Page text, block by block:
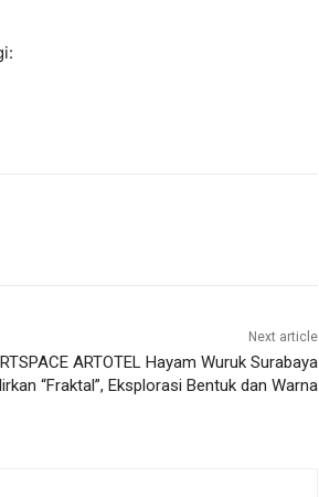
Next article
ARTOTEL Hayam Wuruk Surabaya
“Fraktal”, Eksplorasi Bentuk dan Warna